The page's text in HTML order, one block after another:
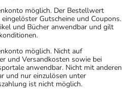
möglich. Der Bestellwert
Gutscheine und Coupons.
und Bücher anwendbar und gilt
möglich. Nicht auf
und Versandkosten sowie bei
anwendbar. Nicht mit anderen
und nur einzulösen unter
ist nicht möglich.